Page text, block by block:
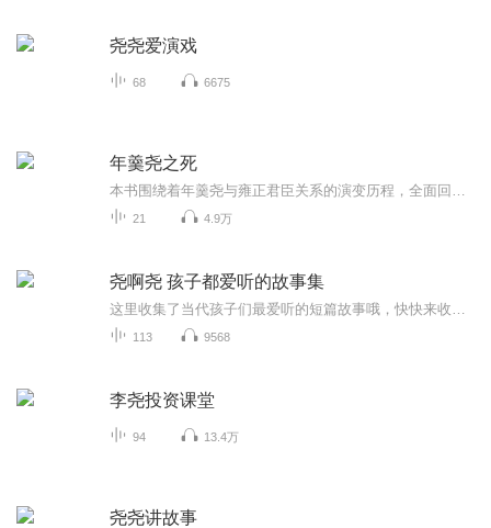
尧尧爱演戏
68 6675
年羹尧之死
21 4.9万
尧啊尧 孩子都爱听的故事集
113 9568
李尧投资课堂
94 13.4万
尧尧讲故事